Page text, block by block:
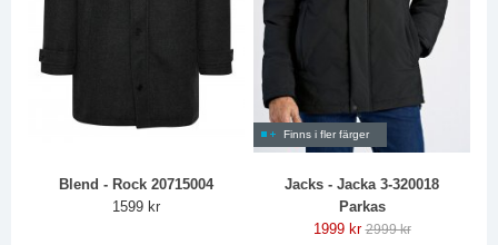
Blend - Rock 20715004
1599 kr
Finns i fler färger
Jacks - Jacka 3-320018
Parkas
1999 kr 2999 kr